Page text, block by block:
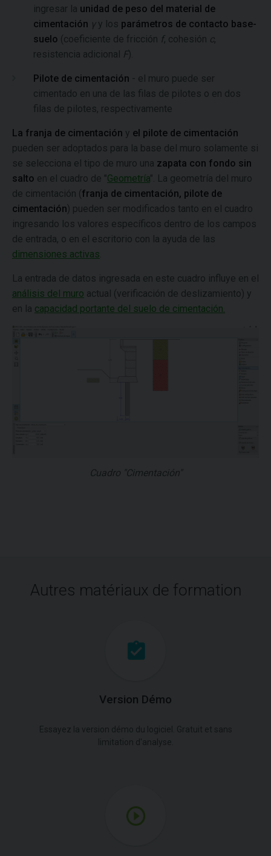
ingresar la unidad de peso del material de
cimentación γy los parámetros de contacto base-
suelo (coeficiente de fricción f, cohesión c,
resistencia adicional F).
Pilote de cimentación - el muro puede ser
cimentado en una de las filas de pilotes o en dos
filas de pilotes, respectivamente
La franja de cimentación y el pilote de cimentación
pueden ser adoptados para la base del muro solamente si
se selecciona el tipo de muro una zapata con fondo sin
salto en el cuadro de "Geometría". La geometría del muro
de cimentación ( franja de cimentación, pilote de
cimentación) pueden ser modificados tanto en el cuadro
ingresando los valores específicos dentro de los campos
de entrada, o en el escritorio con la ayuda de las
dimensiones activas
La entrada de datos ingresada en este cuadro influye en el
análisis del muro actual (verificación de deslizamiento) y
en la capacidad portante del suelo de cimentación.
Cuadro "Cimentación"
Autres matériaux de formation
Version Démo